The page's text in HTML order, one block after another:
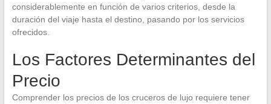
considerablemente en función de varios criterios, desde la
duración del viaje hasta el destino, pasando por los servicios
ofrecidos.
Los Factores Determinantes del
Precio
Comprender los precios de los cruceros de lujo requiere tener